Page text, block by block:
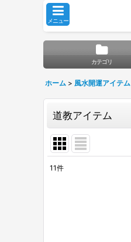
メニュー
カテゴリ
ホーム > 風水開運アイテム
道教アイテム
11件